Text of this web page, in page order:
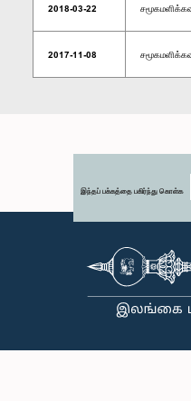
2018-03-22
2017-11-08
இந்தப் பக்கத்தை பகிர்ந்து கொள்க